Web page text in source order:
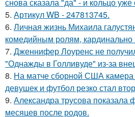
5. Артикул WB - 247813745.
6. Личная жизнь Михаила
комедийным ролям, кардинально
7. Дженнифер Лоуренс не
"Однажды в Голливуде" из-за
8. На матче сборной США камера
девушек и футбол резко стал
9. Александра трусова показала
месяцев после родов.